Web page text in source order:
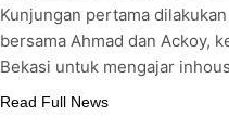
Kunjungan pertama
bersama Ahmad dan Ackoy,
Bekasi untuk mengajar
Read Full News